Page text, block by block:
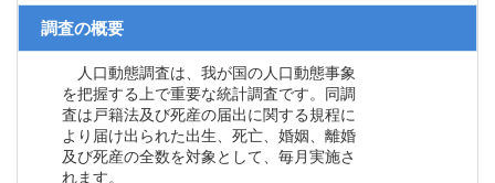
調査の概要
人口動態調査は、我が国の人口動態事象
を把握する上で重要な統計調査です。同調
査は戸籍法及び死産の届出に関する規程に
より届け出られた出生、死亡、婚姻、離婚
及び死産の全数を対象として、毎月実施さ
れます。